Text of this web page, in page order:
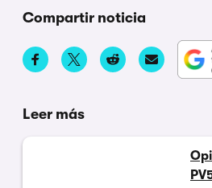
Compartir noticia
Leer más